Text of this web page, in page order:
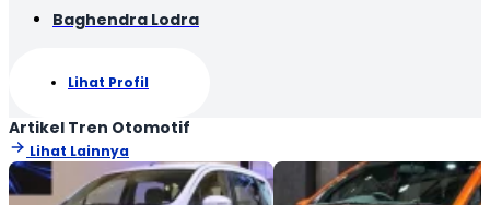
Baghendra Lodra
Lihat Profil
Artikel Tren Otomotif
Lihat Lainnya